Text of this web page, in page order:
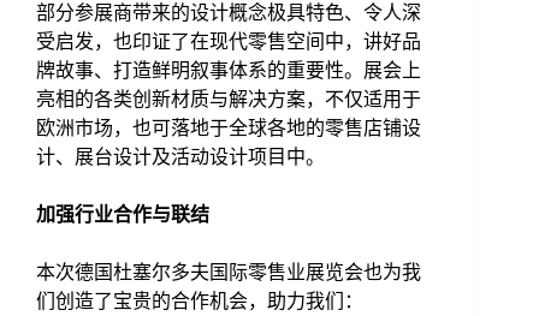
部分参展商带来的设计概念极具特色、令人深
受启发，也印证了在现代零售空间中，讲好品
牌故事、打造鲜明叙事体系的重要性。展会上
亮相的各类创新材质与解决方案，不仅适用于
欧洲市场，也可落地于全球各地的零售店铺设
计、展台设计及活动设计项目中。
加强行业合作与联结
本次德国杜塞尔多夫国际零售业展览会也为我
们创造了宝贵的合作机会，助力我们：